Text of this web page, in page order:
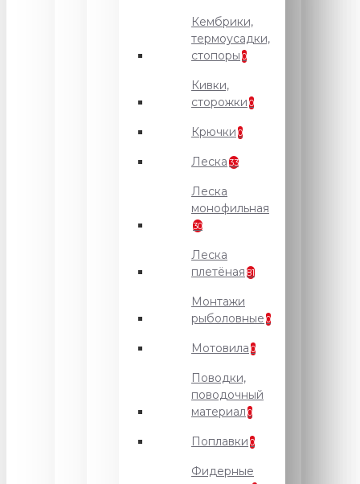
Кембрики,
термоусадки,
стопоры 0
Кивки,
сторожки 0
Крючки 0
Леска 33
Леска
монофильная
30
Леска
плетёная 81
Монтажи
рыболовные 0
Мотовила 0
Поводки,
поводочный
материал 0
Поплавки 0
Фидерные